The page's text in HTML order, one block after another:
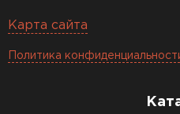
Карта сайта
Политика